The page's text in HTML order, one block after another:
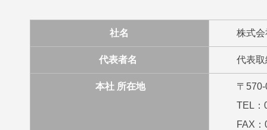
社名 株式
代表者名 代表
本社 所在地
〒
TEL：
FAX